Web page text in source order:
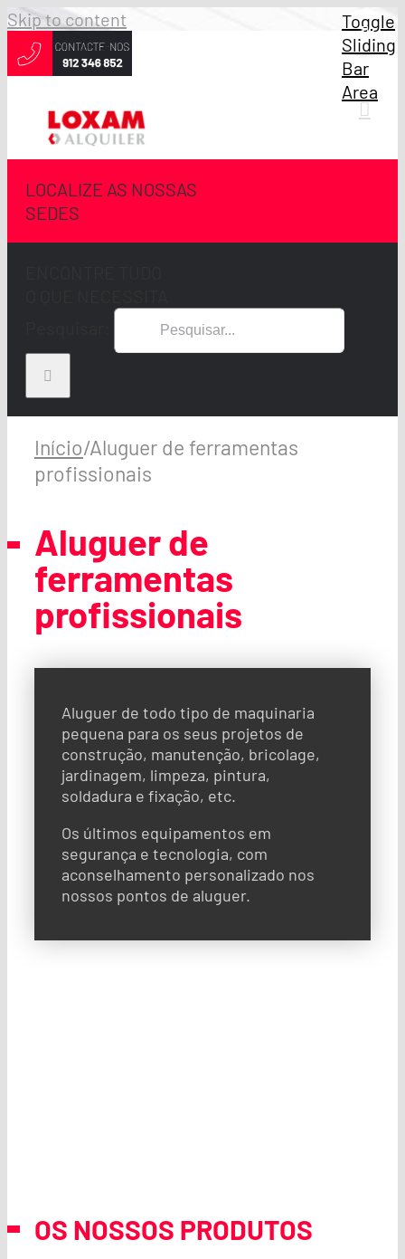
Skip to content
LOCALIZE AS NOSSAS
SEDES
Início/Aluguer de ferramentas
profissionais
Aluguer de
ferramentas
profissionais
Aluguer de todo tipo de maquinaria
pequena para os seus projetos de
construção, manutenção, bricolage,
jardinagem, limpeza, pintura,
soldadura e fixação, etc.
Os últimos equipamentos em
segurança e tecnologia, com
aconselhamento personalizado nos
nossos pontos de aluguer.
OS NOSSOS PRODUTOS
Toggle
Sliding
Bar
Area